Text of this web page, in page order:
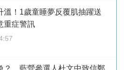
溫！1歲童睡夢反覆肌抽躍送
症警訊